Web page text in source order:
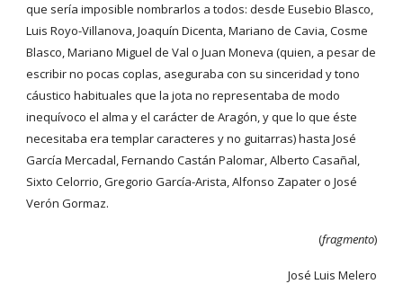
que sería imposible nombrarlos a todos: desde Eusebio Blasco,
Luis Royo-Villanova, Joaquín Dicenta, Mariano de Cavia, Cosme
Blasco, Mariano Miguel de Val o Juan Moneva (quien, a pesar de
escribir no pocas coplas, aseguraba con su sinceridad y tono
cáustico habituales que la jota no representaba de modo
inequívoco el alma y el carácter de Aragón, y que lo que éste
necesitaba era templar caracteres y no guitarras) hasta José
García Mercadal, Fernando Castán Palomar, Alberto Casañal,
Sixto Celorrio, Gregorio García-Arista, Alfonso Zapater o José
Verón Gormaz.
(fragmento)
José Luis Melero